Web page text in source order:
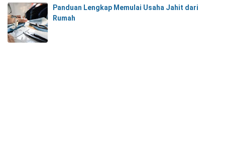
Panduan Lengkap Memulai Usaha Jahit dari
Rumah